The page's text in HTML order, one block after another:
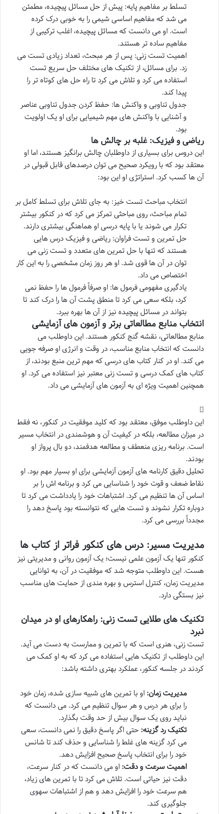
تسلط بر مفاهیم پایه: پیش از حل مسائل پیچیده، مطمئن
می شد که مفاهیم اساسی شیمی را به خوبی درک کرده
است. او می دانست که مسائل پیچیده، اغلب ترکیبی از
مفاهیم ساده تر هستند.
اهمیت تست زنی: پس از هر مبحث، تعداد زیادی تست می
زد. برای مسائل، از تکنیک های مختلف حل سریع تست
استفاده می کرد و تلاش می کرد تا راه حل های کوتاه تر را
پیدا کند.
جدول تناوبی و واکنش ها: حفظ کردن جدول تناوبی عناصر
و آشنایی با واکنش های مهم شیمیایی برای او یک اولویت
بود.
ریاضی و فیزیک: غلبه بر چالش ها
این دروس برای بسیاری از داوطلبان چالش برانگیز هستند، اما او
معتقد بود که با رویکرد صحیح می توان درصدهای قابل قبولی در
آن ها کسب کرد. استراتژی او این بود:
انتخاب مباحث تست خیز: به جای تلاش برای تسلط کامل بر
تمام مباحث، روی مباحثی تمرکز می کرد که در کنکور بیشتر
تکرار می شوند یا با پایه درسی او هماهنگی بیشتری دارند.
حل تمرین و تست فراوان: ریاضی و فیزیک درس هایی
هستند که تنها با حل تمرین های متعدد و تست زنی می
توان در آن ها قوی شد. او هر روز زمان مشخصی را به این کار
اختصاص می داد.
یادگیری مفهومی فرمول ها: او صرفاً فرمول ها را حفظ نمی
کرد، بلکه سعی می کرد تا منطق پشت آن ها را درک کند تا
بتواند در مسائل پیچیده نیز از آن ها بهره ببرد.
انتخاب منابع مطالعاتی برتر و آزمون های آزمایشی
منابع مطالعاتی، نقشه گنج کنکور هستند. این داوطلب می
دانست که انتخاب منابع مناسب، در وقت و انرژی او صرفه جویی
می کند. او در کنار کتاب های درسی که مهم ترین منبع بودند، از
کتاب های کمک درسی و تست زنی معتبر نیز استفاده می کرد. او
همچنین اهمیت ویژه ای به آزمون های آزمایشی می داد.
این داوطلب موفق، معتقد بود که کلید موفقیت در کنکور، نه فقط
در میزان مطالعه، بلکه در کیفیت آن و هوشمندی در انتخاب مسیر
است. برنامه ریزی منعطف و مطالعه هدفمند، دو بال پرواز او
بودند.
تحلیل دقیق کارنامه های آزمون آزمایشی برای او بسیار مهم بود. او
نقاط ضعف و قوت خود را شناسایی می کرد و برنامه اش را بر
اساس آن ها تنظیم می کرد. اشتباهات خود را یادداشت می کرد تا
دوباره تکرار نشوند و تست هایی که نتوانسته بود پاسخ دهد را
مجدداً بررسی می کرد.
مدیریت مسیر: درس های کنکور فراتر از کتاب ها
کنکور تنها یک آزمون علمی نیست؛ یک آزمون روانی و مدیریتی نیز
هست. این داوطلب متوجه شد که موفقیت در آن، به توانایی
مدیریت زمان، کنترل استرس و بهره مندی از حمایت های مناسب
نیز بستگی دارد.
تکنیک های طلایی تست زنی: راهکارهای او در میدان
نبرد
تست زنی، هنری است که با تمرین و ممارست به دست می آید.
این داوطلب از تکنیک هایی استفاده می کرد که به او کمک می
کردند در جلسه کنکور، عملکرد بهتری داشته باشد:
مدیریت زمان: او با تمرین های شبیه سازی شده، زمان خود
را برای هر درس و هر سوال تنظیم می کرد. می دانست که
نباید روی یک سوال بیش از حد وقت بگذارد.
تکنیک رد گزینه: حتی اگر پاسخ دقیق را نمی دانست، سعی
می کرد گزینه های غلط را شناسایی و حذف کند تا شانس
خود را برای انتخاب پاسخ صحیح افزایش دهد.
اهمیت سرعت و دقت: او می دانست که در کنار سرعت،
دقت نیز حیاتی است. تلاش می کرد تا با تمرین های زیاد،
هم سرعت خود را افزایش دهد و هم از اشتباهات سهوی
جلوگیری کند.